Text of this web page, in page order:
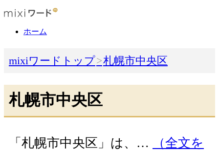
ホーム
mixiワードトップ 札幌市中央区
札幌市中央区
「札幌市中央区」は、…
（全文を